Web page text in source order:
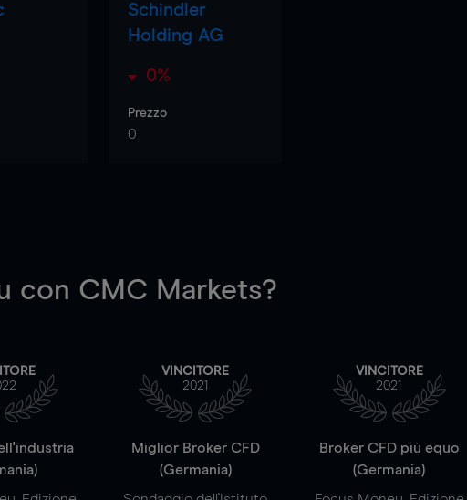
Schindler
Holding AG
0%
Prezzo
0
con CMC Markets?
VINCITORE
2021
Miglior Broker CFD
(Germania)
VINCITORE
2021
Broker CFD più equo
(Germania)